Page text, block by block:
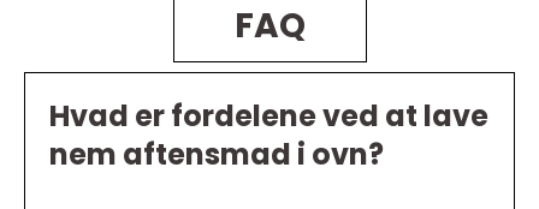
FAQ
Hvad er fordelene ved at lave
nem aftensmad i ovn?